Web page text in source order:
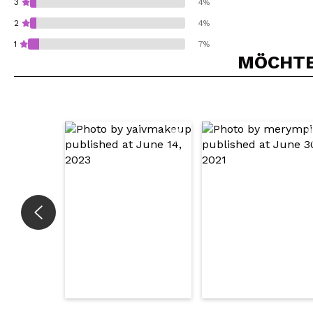
3 4%
2 4%
1 7%
Würden Sie diesen